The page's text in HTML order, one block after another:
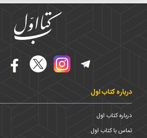
درباره کتاب اول
درباره کتاب اول
تماس با کتاب اول